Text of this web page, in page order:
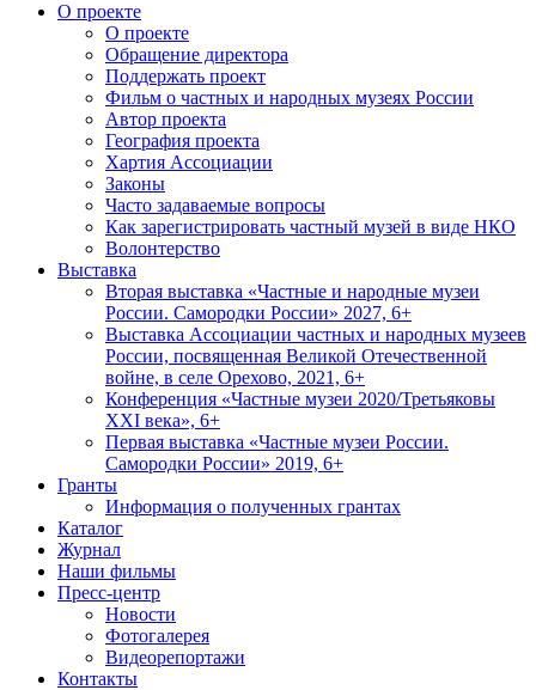
О проекте
О проекте
Обращение директора
Поддержать проект
Фильм о частных и народных музеях России
Автор проекта
География проекта
Хартия Ассоциации
Законы
Часто задаваемые вопросы
Как зарегистрировать частный музей в виде НКО
Волонтерство
Выставка
Вторая выставка «Частные и народные музеи
России. Самородки России» 2027, 6+
Выставка Ассоциации частных и народных музеев
России, посвященная Великой Отечественной
войне, в селе Орехово, 2021, 6+
Конференция «Частные музеи 2020/Третьяковы
XXI века», 6+
Первая выставка «Частные музеи России.
Самородки России» 2019, 6+
Гранты
Информация о полученных грантах
Каталог
Журнал
Наши фильмы
Пресс-центр
Новости
Фотогалерея
Видеорепортажи
Контакты